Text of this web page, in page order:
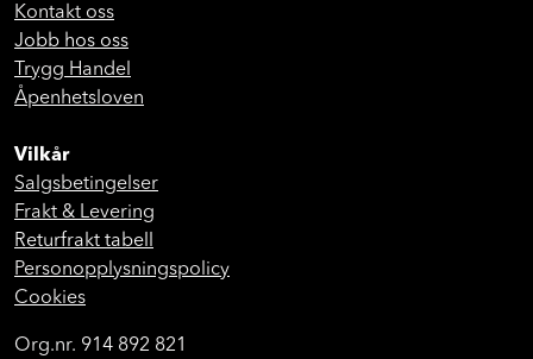
Kontakt oss
Jobb hos oss
Trygg Handel
Åpenhetsloven
Vilkår
Salgsbetingelser
Frakt & Levering
Returfrakt tabell
Personopplysningspolicy
Cookies
Org.nr. 914 892 821